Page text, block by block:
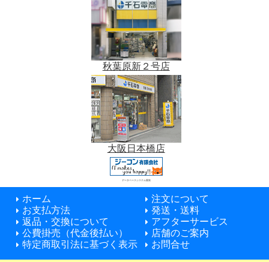
秋葉原新２号店
大阪日本橋店
データベースシステム開発
ホーム
注文について
お支払方法
発送・送料
返品・交換について
アフターサービス
公費掛売（代金後払い）
店舗のご案内
特定商取引法に基づく表示
お問合せ